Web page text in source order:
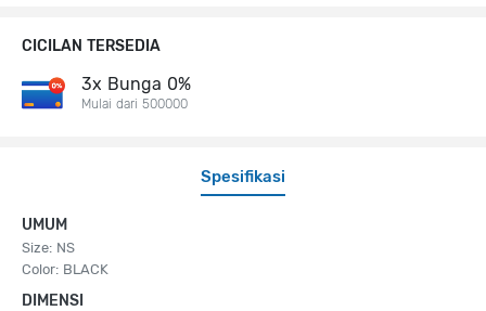
Spesifikasi
UMUM
Size: NS
Color: BLACK
DIMENSI
CICILAN TERSEDIA
3x Bunga 0%
Mulai dari 500000